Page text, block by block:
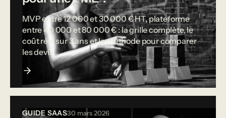
MVP entre 12 000 et 30 000 € HT, plateforme
entre 40 000 et 80 000 € : la grille complète, le
coût réel sur 3 ans et la méthode pour comparer
les devis.
GUIDE SAAS30 mars 2026